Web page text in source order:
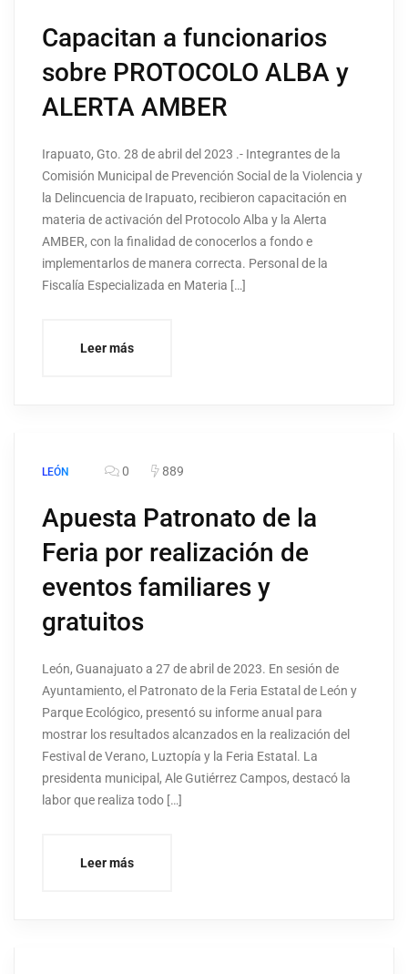
Capacitan a funcionarios
sobre PROTOCOLO ALBA y
ALERTA AMBER
Irapuato, Gto. 28 de abril del 2023 .- Integrantes de la
Comisión Municipal de Prevención Social de la Violencia y
la Delincuencia de Irapuato, recibieron capacitación en
materia de activación del Protocolo Alba y la Alerta
AMBER, con la finalidad de conocerlos a fondo e
implementarlos de manera correcta. Personal de la
Fiscalía Especializada en Materia […]
Leer más
LEÓN 0 889
Apuesta Patronato de la
Feria por realización de
eventos familiares y
gratuitos
León, Guanajuato a 27 de abril de 2023. En sesión de
Ayuntamiento, el Patronato de la Feria Estatal de León y
Parque Ecológico, presentó su informe anual para
mostrar los resultados alcanzados en la realización del
Festival de Verano, Luztopía y la Feria Estatal. La
presidenta municipal, Ale Gutiérrez Campos, destacó la
labor que realiza todo […]
Leer más